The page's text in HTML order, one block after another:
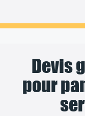
Devis
pour